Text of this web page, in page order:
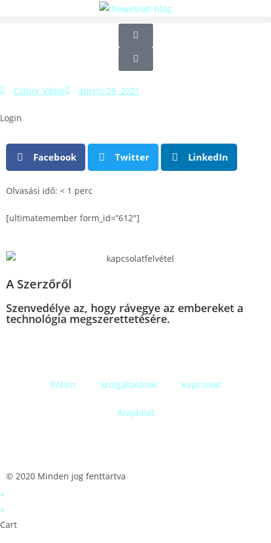
Czibor Viktor április 29, 2021
Login
Facebook Twitter LinkedIn
Olvasási idő: < 1 perc
[ultimatemember form_id=”612″]
A Szerzőről
Szenvedélye az, hogy rávegye az embereket a
technológia megszerettetésére.
Rólam Szolgáltatások Kapcsolat
Árajánlat
© 2020 Minden jog fenttartva
×
×
Cart